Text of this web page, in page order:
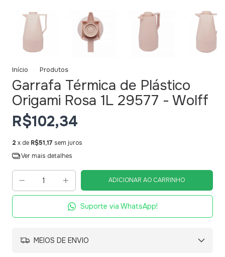
Início Produtos
Garrafa Térmica de Plástico
Origami Rosa 1L 29577 - Wolff
R$102,34
2 x de R$51,17 sem juros
Ver mais detalhes
Suporte via WhatsApp!
MEIOS DE ENVIO